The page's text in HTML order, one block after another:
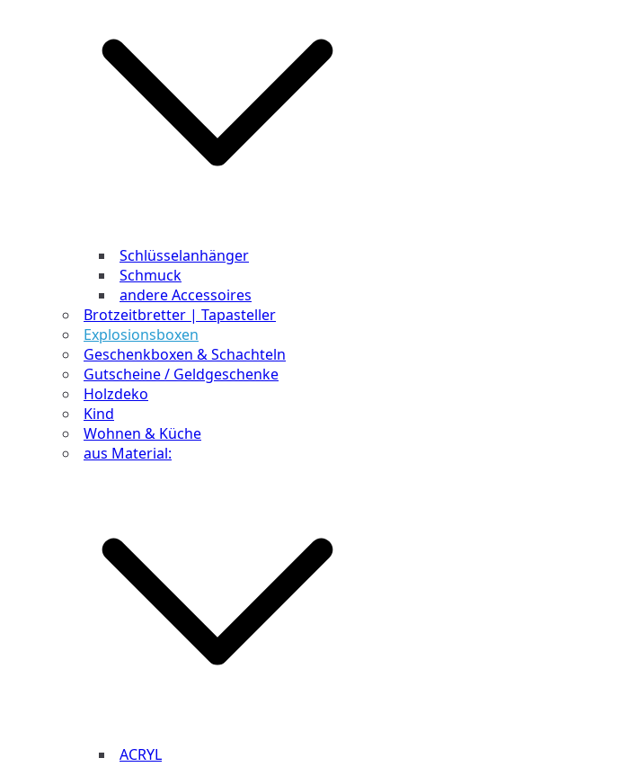
Schlüsselanhänger
Schmuck
andere Accessoires
Brotzeitbretter | Tapasteller
Explosionsboxen
Geschenkboxen & Schachteln
Gutscheine / Geldgeschenke
Holzdeko
Kind
Wohnen & Küche
aus Material:
ACRYL